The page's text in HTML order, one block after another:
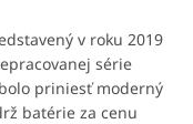
v roku 2019
série
priniesť moderný
batérie za cenu